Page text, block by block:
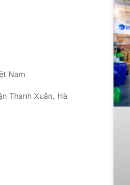
Nam
Thanh Xuân, Hà